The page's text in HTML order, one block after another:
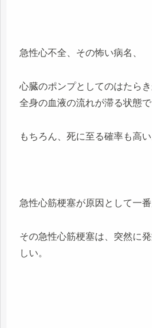
急性心不全、その怖い病名、
心臓のポンプとしてのはたらき
全身の血液の流れが滞る状態で
もちろん、死に至る確率も高い
急性心筋梗塞が原因として一番
その急性心筋梗塞は、突然に
しい。